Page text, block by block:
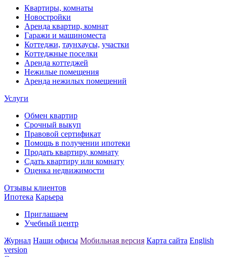
Квартиры, комнаты
Новостройки
Аренда квартир, комнат
Гаражи и машиноместа
Коттеджи, таунхаусы, участки
Коттеджные поселки
Аренда коттеджей
Нежилые помещения
Аренда нежилых помещений
Услуги
Обмен квартир
Срочный выкуп
Правовой сертификат
Помощь в получении ипотеки
Продать квартиру, комнату
Сдать квартиру или комнату
Оценка недвижимости
Отзывы клиентов
Ипотека Карьера
Приглашаем
Учебный центр
Журнал Наши офисы Мобильная версия Карта сайта English
version